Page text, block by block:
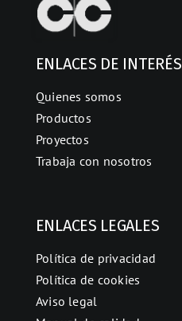
ENLACES DE INTERÉS
Quienes somos
Productos
Proyectos
Trabaja con nosotros
ENLACES LEGALES
Política de privacidad
Política de cookies
Aviso legal